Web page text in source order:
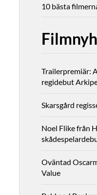
10 bästa
Trailerpremiär:
regidebut
Skarsgård
Noel Flike från
Oväntad
Value